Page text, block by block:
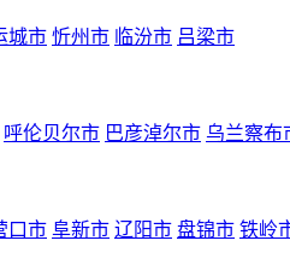
城市 忻州市 临汾市 吕梁市
呼伦贝尔市 巴彦淖尔市 乌兰察布
口市 阜新市 辽阳市 盘锦市 铁岭